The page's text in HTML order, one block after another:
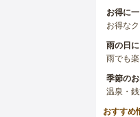
お得に
お得な
雨の日
雨でも
季節の
温泉・
おすすめ